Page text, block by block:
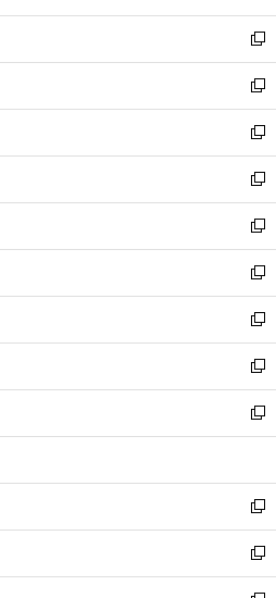
開
く
ウ
で
開
く
ン
ド
ウ
で
開
く
し
い
ウ
ィ
ン
ド
ウ
で
開
く
新
し
い
ウ
ィ
ン
ド
ウ
で
開
く
新
し
い
ウ
ィ
ン
ド
ウ
で
開
く
新
し
い
ウ
ィ
ン
ド
ウ
で
開
く
新
し
い
ウ
ィ
ン
ド
ウ
で
開
く
新
し
い
ウ
ィ
ン
ド
ウ
で
開
新
し
い
ウ
ィ
ン
ド
ウ
開
く
新
し
い
ウ
ィ
ン
ウ
で
開
く
新
し
い
ウ
ン
ド
ウ
で
開
新
し
ウ
ィ
ン
ド
ウ
新
し
い
ウ
新
し